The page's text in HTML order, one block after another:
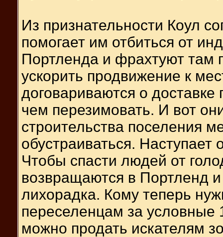
Из признательности Коул
помогает им отбиться от
Портленда и фрахтуют там
ускорить продвижение к
договариваются о
чем перезимовать. И вот
строительства поселения
обустраиваться. Наступает
Чтобы спасти людей от
возвращаются в Портленд
лихорадка. Кому теперь
переселенцам за условные
можно продать искателям